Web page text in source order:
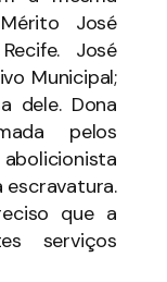
José
José
Municipal;
dele. Dona
pelos
que a
serviços